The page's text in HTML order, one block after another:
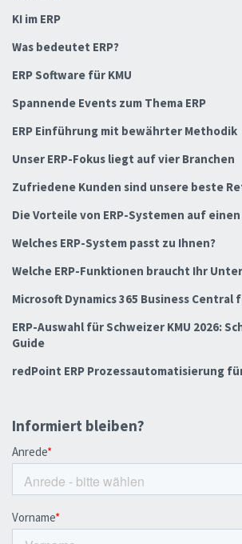
KI im ERP
Was bedeutet ERP?
ERP Software für KMU
Spannende Events zum Thema ERP
ERP Einführung mit bewährter Methodik
Unser ERP-Fokus liegt auf vier Branchen
Zufriedene Kunden sind unsere beste
Die Vorteile von ERP-Systemen auf
Welches ERP-System passt zu Ihnen?
Welche ERP-Funktionen braucht Ihr
Microsoft Dynamics 365 Business Central
ERP-Auswahl für Schweizer KMU 2026:
Guide
redPoint ERP Prozessautomatisierung
Informiert bleiben?